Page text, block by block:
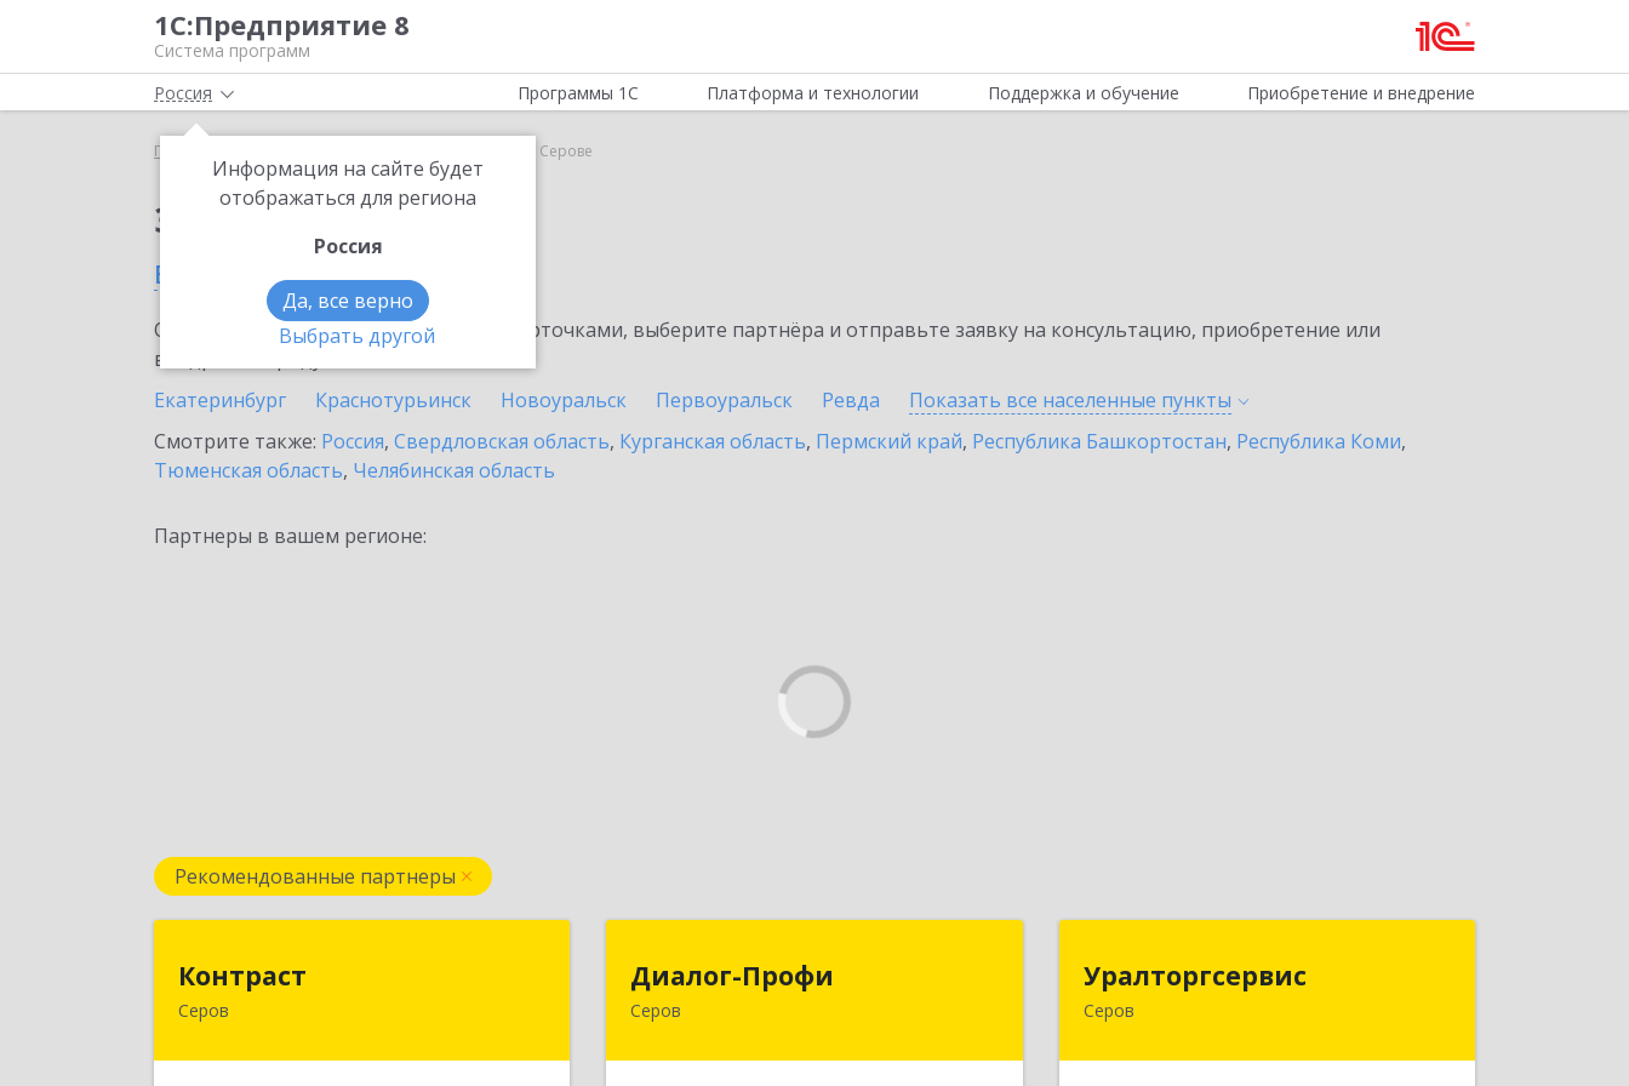
1С:Предприятие 8
Система программ
Россия
Информация на сайте будет
отображаться для региона
Россия
Да, все верно
Выбрать другой
Программы 1С Платформа и технологии Поддержка и обучение Приобретение и внедрение
Главная СтартЭДО в Серове
Заказать СтартЭДО
в Серове
Ознакомьтесь с информационными карточками, выберите партнёра и отправьте заявку на консультацию, приобретение или
внедрение продукта.
Екатеринбург
Краснотурьинск Новоуральск Первоуральск Ревда Показать все населенные пункты
Смотрите также: Россия, Свердловская область, Курганская область, Пермский край, Республика Башкортостан, Республика Коми,
Тюменская область, Челябинская область
Партнеры в вашем регионе:
Рекомендованные партнеры
Контраст
Серов624993, Свердловская обл, Серов г,
Диалог-Профи
Серов
Диалог-Профи
624980, Свердловская обл, Серов г,
Уралторгсервис
Серов624980, Свердловская обл, Серов г,